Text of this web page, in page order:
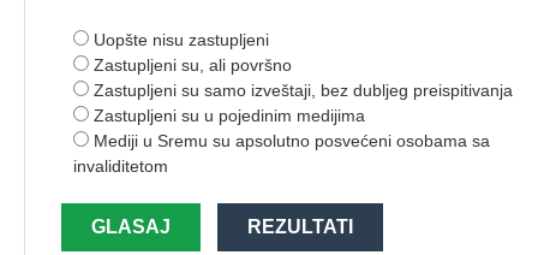
Uopšte nisu zastupljeni
Zastupljeni su, ali površno
Zastupljeni su samo izveštaji, bez dubljeg preispitivanja
Zastupljeni su u pojedinim medijima
Mediji u Sremu su apsolutno posvećeni osobama sa
invaliditetom
GLASAJ REZULTATI